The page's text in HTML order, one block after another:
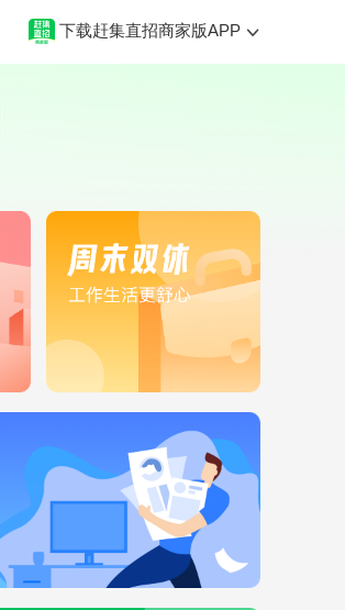
下载赶集直招商家版APP